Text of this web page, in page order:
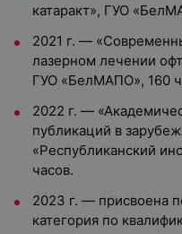
катаракт», ГУО
2021 г. —
лазерном лечении
ГУО «БелМАПО», 160
2022 г. —
публикаций в
«Республиканский
часов.
2023 г. — присвоена
категория по